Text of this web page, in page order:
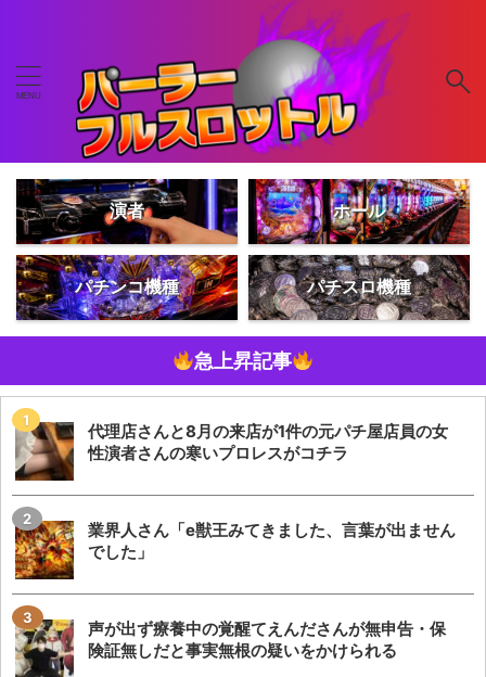
演者 ホール
パチンコ機種 パチスロ機種
急上昇記事
代理店さんと8月の来店が1件の元パチ屋店員の女
性演者さんの寒いプロレスがコチラ
業界人さん「e獣王みてきました、言葉が出ません
でした」
声が出ず療養中の覚醒てえんださんが無申告・保
険証無しだと事実無根の疑いをかけられる